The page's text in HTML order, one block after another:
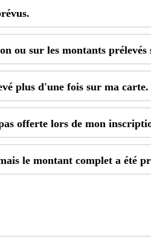
évus.
ou sur les montants prélevés
é plus d'une fois sur ma carte.
offerte lors de mon
le montant complet a été pr